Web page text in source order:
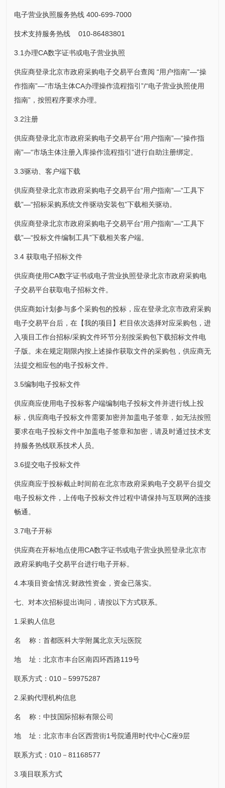
电子营业执照服务热线 400-699-7000
技术支持服务热线 010-86483801
3.1办理CA数字证书或电子营业执照
供应商登录北京市政府采购电子交易平台查阅 “用户指南”—“操
作指南”—“市场主体CA办理操作流程指引”/“电子营业执照使用
指南”，按照程序要求办理。
3.2注册
供应商登录北京市政府采购电子交易平台“用户指南”—“操作指
南”—“市场主体注册入库操作流程指引”进行自助注册绑定。
3.3驱动、客户端下载
供应商登录北京市政府采购电子交易平台“用户指南”—“工具下
载”—“招标采购系统文件驱动安装包”下载相关驱动。
供应商登录北京市政府采购电子交易平台“用户指南”—“工具下
载”—“投标文件编制工具”下载相关客户端。
3.4 获取电子招标文件
供应商使用CA数字证书或电子营业执照登录北京市政府采购电
子交易平台获取电子招标文件。
供应商如计划参与多个采购包的投标，应在登录北京市政府采购
电子交易平台后，在【我的项目】栏目依次选择对应采购包，进
入项目工作台招标/采购文件环节分别按采购包下载招标文件电
子版。未在规定期限内按上述操作获取文件的采购包，供应商无
法提交相应包的电子投标文件。
3.5编制电子投标文件
供应商应使用电子投标客户端编制电子投标文件并进行线上投
标，供应商电子投标文件需要加密并加盖电子签章，如无法按照
要求在电子投标文件中加盖电子签章和加密，请及时通过技术支
持服务热线联系技术人员。
3.6提交电子投标文件
供应商应于投标截止时间前在北京市政府采购电子交易平台提交
电子投标文件，上传电子投标文件过程中请保持与互联网的连接
畅通。
3.7电子开标
供应商在开标地点使用CA数字证书或电子营业执照登录北京市
政府采购电子交易平台进行电子开标。
4.本项目资金情况:财政性资金，资金已落实。
七、对本次招标提出询问，请按以下方式联系。
1.采购人信息
名 称：首都医科大学附属北京天坛医院
地 址：北京市丰台区南四环西路119号
联系方式：010－59975287
2.采购代理机构信息
名 称：中技国际招标有限公司
地 址：北京市丰台区西营街1号院通用时代中心C座9层
联系方式：010－81168577
3.项目联系方式